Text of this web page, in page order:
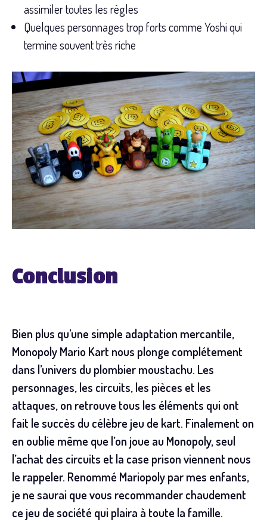
assimiler toutes les règles
Quelques personnages trop forts comme Yoshi qui
termine souvent très riche
Conclusion
Bien plus qu’une simple adaptation mercantile,
Monopoly Mario Kart nous plonge complétement
dans l’univers du plombier moustachu. Les
personnages, les circuits, les pièces et les
attaques, on retrouve tous les éléments qui ont
fait le succès du célèbre jeu de kart. Finalement on
en oublie même que l’on joue au Monopoly, seul
l’achat des circuits et la case prison viennent nous
le rappeler. Renommé Mariopoly par mes enfants,
je ne saurai que vous recommander chaudement
ce jeu de société qui plaira à toute la famille.